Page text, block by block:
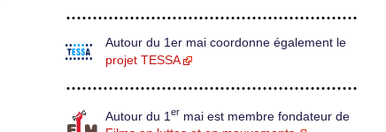
Autour du 1er mai coordonne également le
projet TESSA
Autour du 1 er mai est membre fondateur de